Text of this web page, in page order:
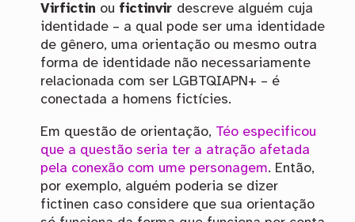
Virfictin ou fictinvir descreve alguém cuja
identidade – a qual pode ser uma identidade
de gênero, uma orientação ou mesmo outra
forma de identidade não necessariamente
relacionada com ser LGBTQIAPN+ – é
conectada a homens fictícies.
Em questão de orientação, Téo especificou
que a questão seria ter a atração afetada
pela conexão com ume personagem. Então,
por exemplo, alguém poderia se dizer
fictinen caso considere que sua orientação